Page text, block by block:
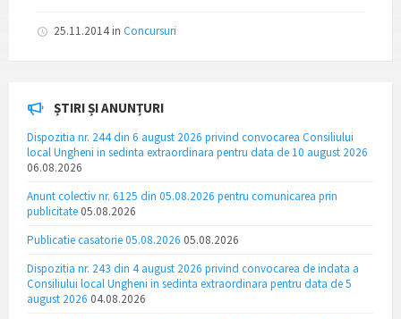
25.11.2014in Concursuri
ȘTIRI ȘI ANUNȚURI
Dispozitia nr. 244 din 6 august 2026 privind convocarea Consiliului
local Ungheni in sedinta extraordinara pentru data de 10 august 2026
06.08.2026
Anunt colectiv nr. 6125 din 05.08.2026 pentru comunicarea prin
publicitate 05.08.2026
Publicatie casatorie 05.08.2026 05.08.2026
Dispozitia nr. 243 din 4 august 2026 privind convocarea de indata a
Consiliului local Ungheni in sedinta extraordinara pentru data de 5
august 2026 04.08.2026